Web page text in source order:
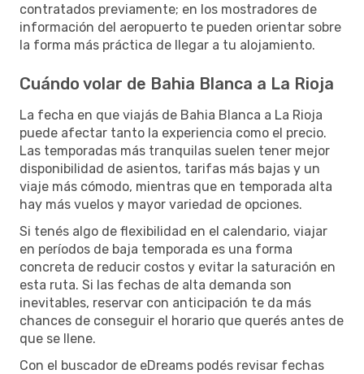
contratados previamente; en los mostradores de
información del aeropuerto te pueden orientar sobre
la forma más práctica de llegar a tu alojamiento.
Cuándo volar de Bahia Blanca a La Rioja
La fecha en que viajás de Bahia Blanca a La Rioja
puede afectar tanto la experiencia como el precio.
Las temporadas más tranquilas suelen tener mejor
disponibilidad de asientos, tarifas más bajas y un
viaje más cómodo, mientras que en temporada alta
hay más vuelos y mayor variedad de opciones.
Si tenés algo de flexibilidad en el calendario, viajar
en períodos de baja temporada es una forma
concreta de reducir costos y evitar la saturación en
esta ruta. Si las fechas de alta demanda son
inevitables, reservar con anticipación te da más
chances de conseguir el horario que querés antes de
que se llene.
Con el buscador de eDreams podés revisar fechas